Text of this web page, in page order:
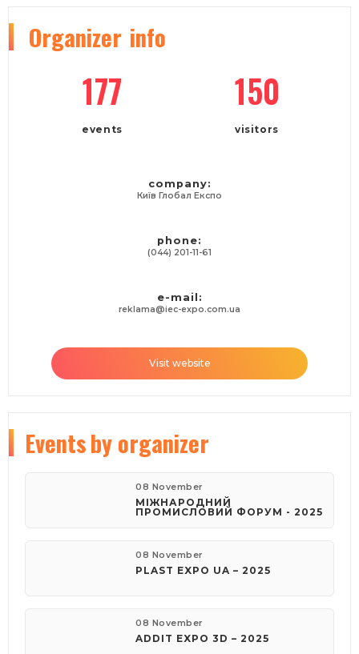
Organizer info
177
events
150
visitors
company:
Київ Глобал Експо
phone:
(044) 201-11-61
e-mail:
reklama@iec-expo.com.ua
Visit website
Eventsby organizer
08 November
МІЖНАРОДНИЙ
ПРОМИСЛОВИЙ ФОРУМ - 2025
08 November
PLAST EXPO UA – 2025
08 November
ADDIT EXPO 3D – 2025